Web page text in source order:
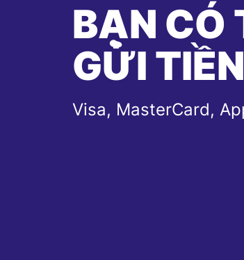
BẠN CÓ
GỬI
Visa, MasterCard,